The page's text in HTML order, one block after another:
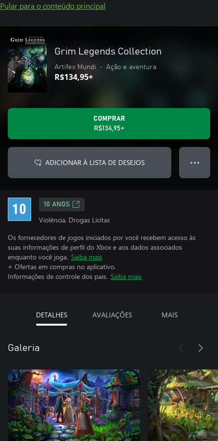
Pular para o conteúdo principal
Grim Legends Collection
Artifex Mundi • Ação e aventura
R$134,95+
COMPRAR
R$134,95+
ADICIONAR À LISTA DE DESEJOS ● ● ●
10 ANOS
Violência, Drogas Lícitas
Os fornecedores de jogos iniciados por você recebem acesso às
suas informações de perfil do Xbox e aos dados associados
enquanto você joga. Saiba mais
+ Ofertas em compras no aplicativo.
Informações de controle dos pais. Saiba mais
DETALHES AVALIAÇÕES MAIS
Galeria